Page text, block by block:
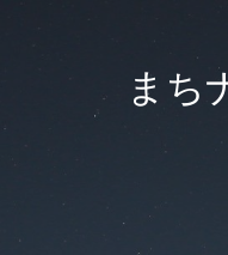
まち